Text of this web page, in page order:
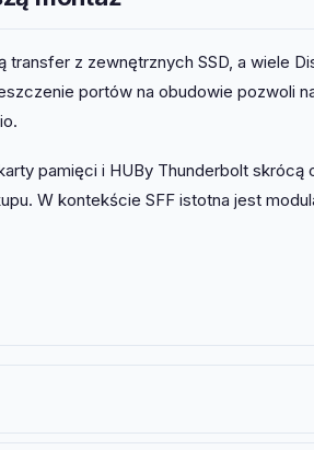
transfer z zewnętrznych SSD, a wiele
portów na obudowie pozwoli
pamięci i HUBy Thunderbolt skrócą
W kontekście SFF istotna jest